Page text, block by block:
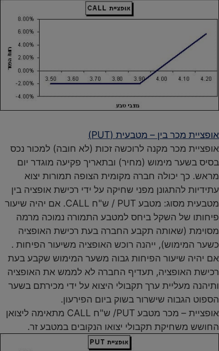
אופציית מכר בין – מטבעית (PUT)
אופציית מכר מקנה לרוכשה זכות (לא חובה) למכור נכס
בסיס בשער מימוש (מחיר) ובתאריך פקיעה מוגדר יום
מראש. כך יכולה חברה מקומית הצופה תמורות יצוא
עתידיות להתגונן מפני שחיקה על ידי רכישת אופציה בין
מטבעית מסוג: מטבע PUT / ש"ח CALL. אם יהיה שיעור
פיחותו של השקל ביחס למטבע התמורה נמוכה מרמה
מסוימת (שאותה תקבע החברה בעת רכישת האופציה
כשער המימוש), ייהנה רוכש האופציה משיעור הפיחות .
אם יהיה שיעור הפיחות גבוה משער המימוש שקבע בעת
רכישת האופציה, תעדיף החברה לא לממש את האופציה
ותיהנה מעליית ערך תקבולי היצוא על ידי מכירתם בשער
הספוט הגבוה שישרור בשוק ביום הפירעון.
אופציית – מכר מטבע PUT/ ש"ח CALL מתאימה ליצואן
החושש משחיקת תקבולי יצואו הנקובים במטבע זר.